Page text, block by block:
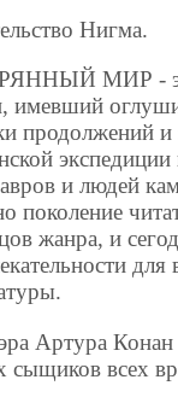
Нигма.
МИР - это
имевший
продолжений
и людей
поколение
жанра, и
Артура
сыщиков всех